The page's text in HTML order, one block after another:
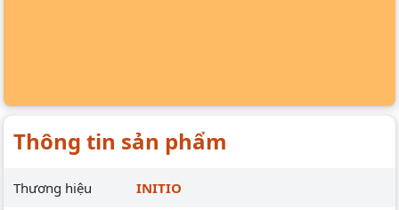
Thông tin sản phẩm
Thương hiệu INITIO